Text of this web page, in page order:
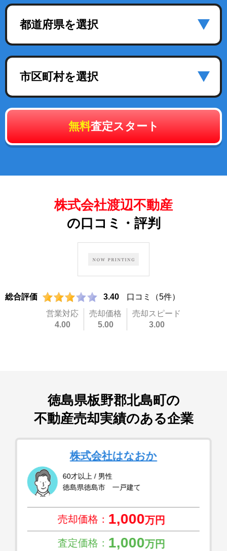
都道府県を選択
市区町村を選択
無料査定スタート
株式会社渡辺不動産
の口コミ・評判
総合評価 3.40
口コミ（5件）
営業対応
4.00
売却価格
5.00
売却スピード
3.00
徳島県板野郡北島町の
不動産売却実績のある企業
株式会社はなおか
60才以上 / 男性
徳島県徳島市 一戸建て
売却価格： 1,000万円
査定価格： 1,000万円